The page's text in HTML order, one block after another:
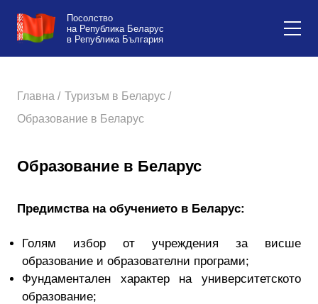
Посолство
на Република Беларус
в Република България
Главна / Туризъм в Беларус /
Образование в Беларус
Образование в Беларус
Предимства на обучението в Беларус:
Голям избор от учреждения за висше
образование и образователни програми;
Фундаментален характер на университетското
образование;